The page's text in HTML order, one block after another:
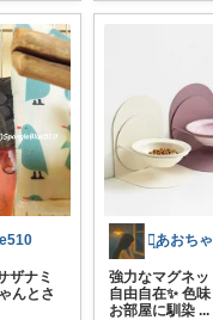
ザナミ
んとさ
ꪔ̤̮あおち
強力なマグネ
自由自在✨ 色
お部屋に馴染 ...